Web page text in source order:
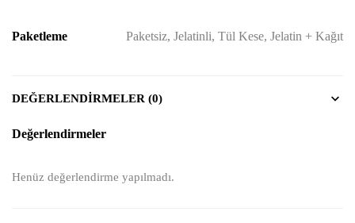
Paketleme Paketsiz, Jelatinli, Tül Kese, Jelatin + Kağıt
DEĞERLENDIRMELER (0)
Değerlendirmeler
Henüz değerlendirme yapılmadı.